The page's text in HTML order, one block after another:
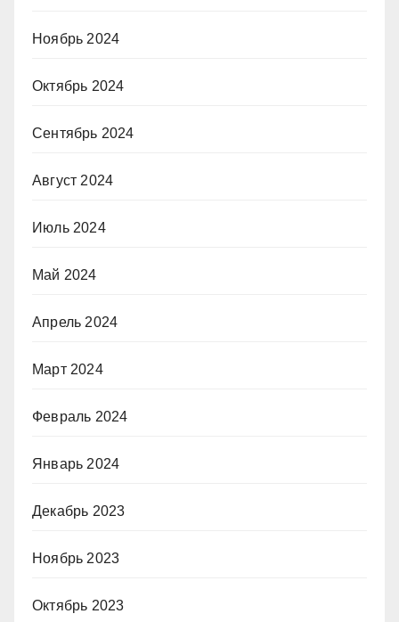
Ноябрь 2024
Октябрь 2024
Сентябрь 2024
Август 2024
Июль 2024
Май 2024
Апрель 2024
Март 2024
Февраль 2024
Январь 2024
Декабрь 2023
Ноябрь 2023
Октябрь 2023